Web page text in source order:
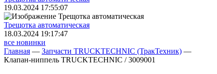
19.03.2024 17:55:07
Трещoтка автоматическая
18.03.2024 19:17:47
все новинки
Главная — Запчасти TRUCKTECHNIC (ТракТехник) —
Клапан-ниппель TRUCKTECHNIC / 3009001